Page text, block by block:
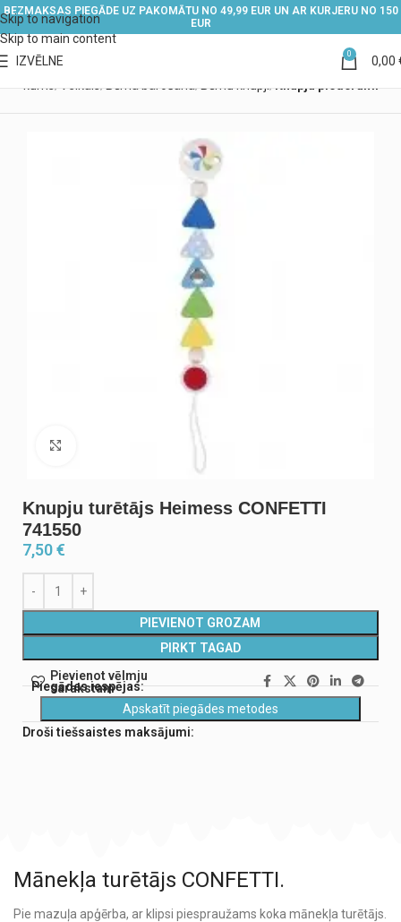
Skip to navigation
Skip to main content
BEZMAKSAS PIEGĀDE UZ PAKOMĀTU NO 49,99 EUR UN AR KURJERU NO 150
EUR
IZVĒLNE 0 0,00
Noklikšķiniet, lai palielinātu
Knupju turētājs Heimess CONFETTI
741550
7,50€
PIEVIENOT GROZAM
PIRKT TAGAD
Pievienot vēlmju
sarakstam
Piegādes iespējas:
Apskatīt piegādes metodes
Droši tiešsaistes maksājumi:
Mānekļa turētājs CONFETTI.
Pie mazuļa apģērba, ar klipsi piespraužams koka mānekļa turētājs.